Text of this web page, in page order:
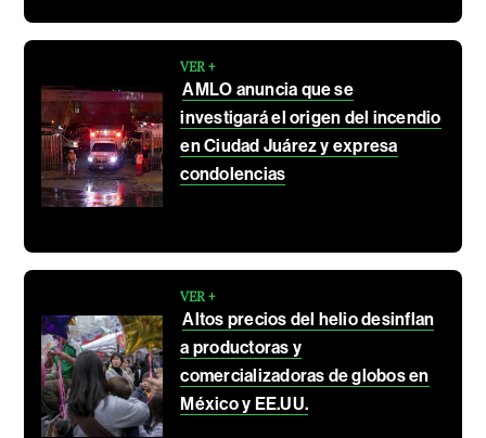
VER +
AMLO anuncia que se
investigará el origen del incendio
en Ciudad Juárez y expresa
condolencias
VER +
Altos precios del helio desinflan
a productoras y
comercializadoras de globos en
México y EE.UU.